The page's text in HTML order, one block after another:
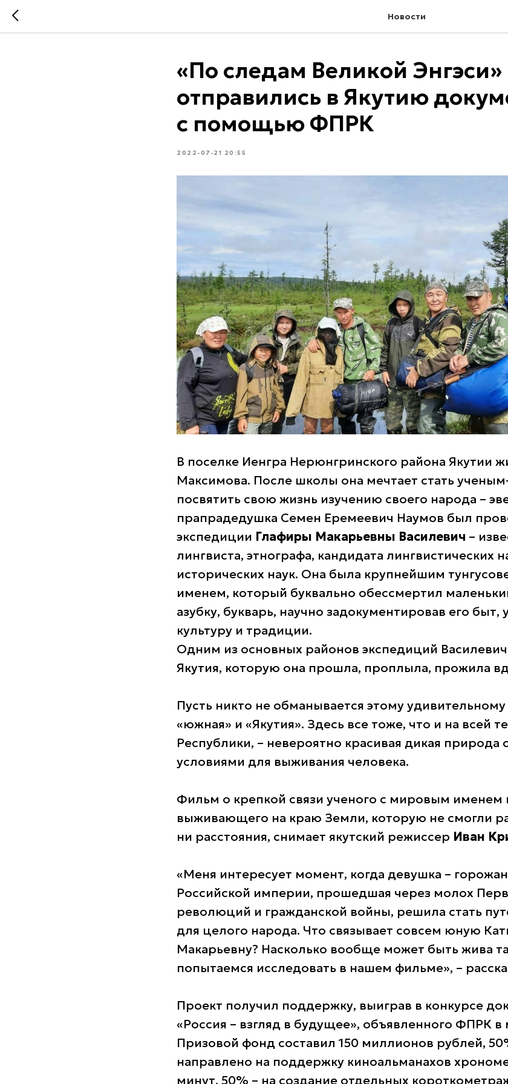
Новости
«По следам Великой Энгэси»
отправились в Якутию
с помощью ФПРК
2022-07-21 20:55
В поселке Иенгра Нерюнгринского района Якутии
Максимова. После школы она мечтает стать
посвятить свою жизнь изучению своего народа –
прапрадедушка Семен Еремеевич Наумов был
экспедиции Глафиры Макарьевны Василевич –
лингвиста, этнографа, кандидата лингвистических
исторических наук. Она была крупнейшим
именем, который буквально обессмертил
азубку, букварь, научно задокументировав его быт,
культуру и традиции.
Одним из основных районов экспедиций
Якутия, которую она прошла, проплыла, прожила
Пусть никто не обманывается этому
«южная» и «Якутия». Здесь все тоже, что и на всей
Республики, – невероятно красивая дикая
условиями для выживания человека.
Фильм о крепкой связи ученого с мировым именем
выживающего на краю Земли, которую не смогли
ни расстояния, снимает якутский режиссер Иван
«Меня интересует момент, когда девушка –
Российской империи, прошедшая через молох
революций и гражданской войны, решила стать
для целого народа. Что связывает совсем юную
Макарьевну? Насколько вообще может быть жива
попытаемся исследовать в нашем фильме», –
Проект получил поддержку, выиграв в конкурсе
«Россия – взгляд в будущее», объявленного ФПРК в
Призовой фонд составил 150 миллионов рублей,
направлено на поддержку киноальманахов
минут, 50% – на создание отдельных